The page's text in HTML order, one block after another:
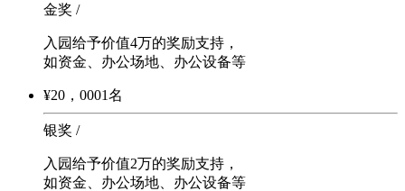
金奖 /
入园给予价值4万的奖励支持，
如资金、办公场地、办公设备等
¥20 ， 0001名
银奖 /
入园给予价值2万的奖励支持，
如资金、办公场地、办公设备等